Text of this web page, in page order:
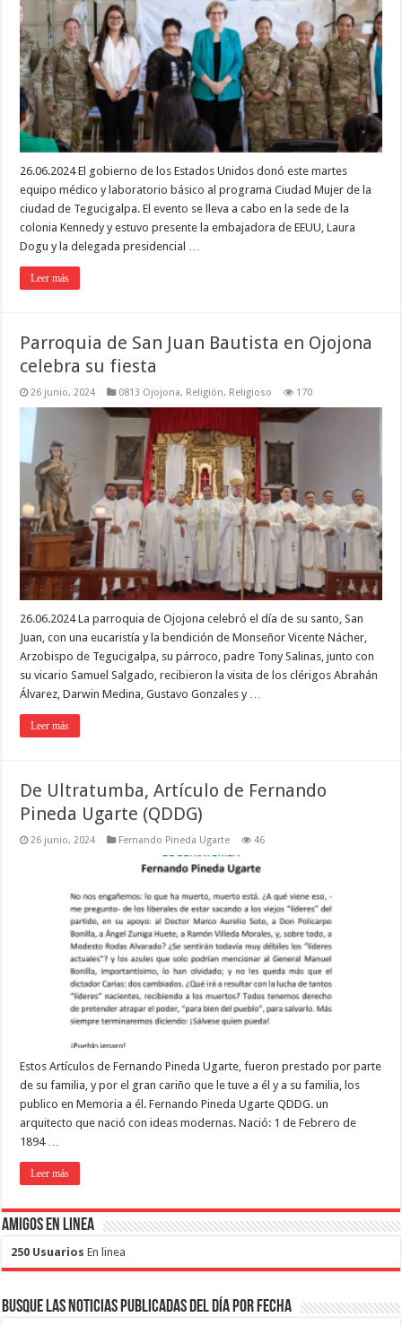
26.06.2024 El gobierno de los Estados Unidos donó este martes
equipo médico y laboratorio básico al programa Ciudad Mujer de la
ciudad de Tegucigalpa. El evento se lleva a cabo en la sede de la
colonia Kennedy y estuvo presente la embajadora de EEUU, Laura
Dogu y la delegada presidencial …
Leer más
Parroquia de San Juan Bautista en Ojojona
celebra su fiesta
26 junio, 2024 0813 Ojojona, Religión, Religioso 170
26.06.2024 La parroquia de Ojojona celebró el día de su santo, San
Juan, con una eucaristía y la bendición de Monseñor Vicente Nácher,
Arzobispo de Tegucigalpa, su párroco, padre Tony Salinas, junto con
su vicario Samuel Salgado, recibieron la visita de los clérigos Abrahán
Álvarez, Darwin Medina, Gustavo Gonzales y …
Leer más
De Ultratumba, Artículo de Fernando
Pineda Ugarte (QDDG)
26 junio, 2024 Fernando Pineda Ugarte 46
Estos Artículos de Fernando Pineda Ugarte, fueron prestado por parte
de su familia, y por el gran cariño que le tuve a él y a su familia, los
publico en Memoria a él. Fernando Pineda Ugarte QDDG. un
arquitecto que nació con ideas modernas. Nació: 1 de Febrero de
1894 …
Leer más
Amigos en Linea
250 Usuarios En linea
Busque las noticias publicadas del día por fecha